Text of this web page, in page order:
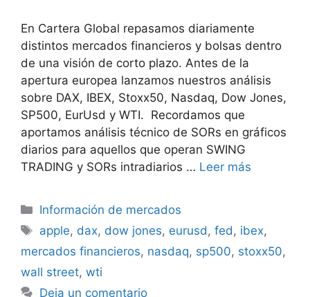
En Cartera Global repasamos diariamente
distintos mercados financieros y bolsas dentro
de una visión de corto plazo. Antes de la
apertura europea lanzamos nuestros análisis
sobre DAX, IBEX, Stoxx50, Nasdaq, Dow Jones,
SP500, EurUsd y WTI. Recordamos que
aportamos análisis técnico de SORs en gráficos
diarios para aquellos que operan SWING
TRADING y SORs intradiarios … Leer más
Categorías
Información de mercados
Etiquetas
apple, dax, dow jones, eurusd ,fed , ibex,
mercados financieros, nasdaq, sp500, stoxx50,
wall street, wti
Deja un comentario